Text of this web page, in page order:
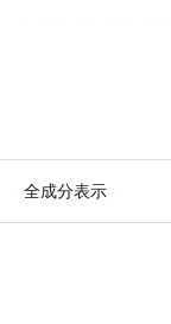
OKなので、お風
各商品の詳しい情
全成分表示